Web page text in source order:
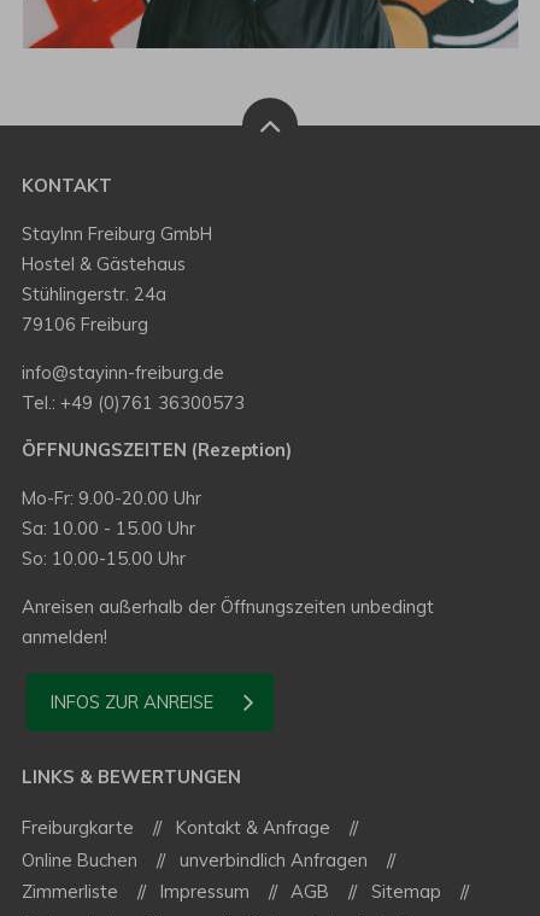
KONTAKT
StayInn Freiburg GmbH
Hostel & Gästehaus
Stühlingerstr. 24a
79106 Freiburg
info@stayinn-freiburg.de
Tel.: +49 (0)761 36300573
ÖFFNUNGSZEITEN (Rezeption)
Mo-Fr: 9.00-20.00 Uhr
Sa: 10.00 - 15.00 Uhr
So: 10.00-15.00 Uhr
Anreisen außerhalb der Öffnungszeiten unbedingt
anmelden!
INFOS ZUR ANREISE
LINKS & BEWERTUNGEN
Freiburgkarte
Kontakt & Anfrage
Online Buchen
unverbindlich Anfragen
Zimmerliste
Impressum AGB
Sitemap